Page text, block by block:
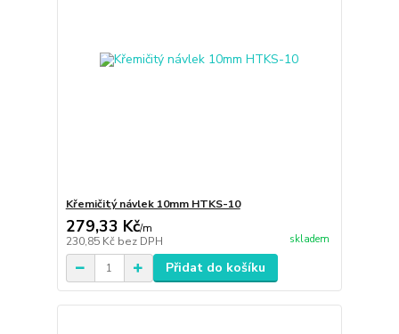
Křemičitý návlek 10mm HTKS-10
279,33 Kč/m
230,85 Kč bez DPH skladem
Přidat do košíku